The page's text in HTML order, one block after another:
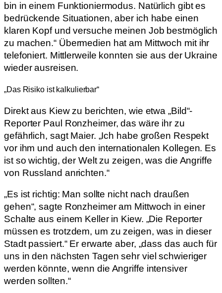
bin in einem Funktioniermodus. Natürlich gibt es
bedrückende Situationen, aber ich habe einen
klaren Kopf und versuche meinen Job bestmöglich
zu machen.“ Übermedien hat am Mittwoch mit ihr
telefoniert. Mittlerweile konnten sie aus der Ukraine
wieder ausreisen.
„Das Risiko ist kalkulierbar“
Direkt aus Kiew zu berichten, wie etwa „Bild“-
Reporter Paul Ronzheimer, das wäre ihr zu
gefährlich, sagt Maier. „Ich habe großen Respekt
vor ihm und auch den internationalen Kollegen. Es
ist so wichtig, der Welt zu zeigen, was die Angriffe
von Russland anrichten.“
„Es ist richtig: Man sollte nicht nach draußen
gehen“, sagte Ronzheimer am Mittwoch in einer
Schalte aus einem Keller in Kiew. „Die Reporter
müssen es trotzdem, um zu zeigen, was in dieser
Stadt passiert.“ Er erwarte aber, „dass das auch für
uns in den nächsten Tagen sehr viel schwieriger
werden könnte, wenn die Angriffe intensiver
werden sollten.“